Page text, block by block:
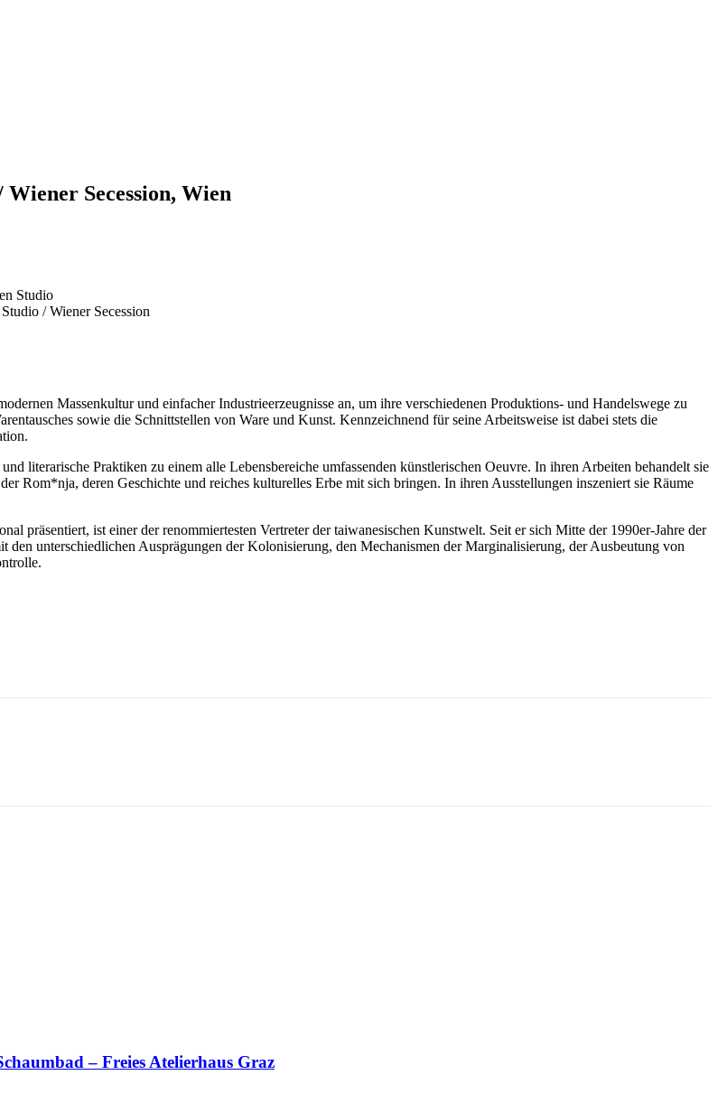
Secession, Wien
/ Wiener Secession
Massenkultur und einfacher Industrieerzeugnisse an, um ihre verschiedenen Produktions- und Handelswege zu
sowie die Schnittstellen von Ware und Kunst. Kennzeichnend für seine Arbeitsweise ist dabei stets die
literarische Praktiken zu einem alle Lebensbereiche umfassenden künstlerischen Oeuvre. In ihren Arbeiten behandelt sie
Rom*nja, deren Geschichte und reiches kulturelles Erbe mit sich bringen. In ihren Ausstellungen inszeniert sie Räume
präsentiert, ist einer der renommiertesten Vertreter der taiwanesischen Kunstwelt. Seit er sich Mitte der 1990er-Jahre der
unterschiedlichen Ausprägungen der Kolonisierung, den Mechanismen der Marginalisierung, der Ausbeutung von
– Freies Atelierhaus Graz